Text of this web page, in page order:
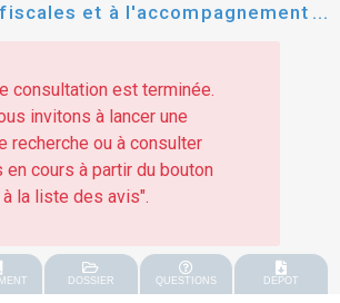
et à l'accompagnement à
de l'afpa
consultation est terminée.
invitons à lancer une
recherche ou à consulter
en cours à partir du bouton
à la liste des avis".
DOSSIER QUESTIONS DEPOT